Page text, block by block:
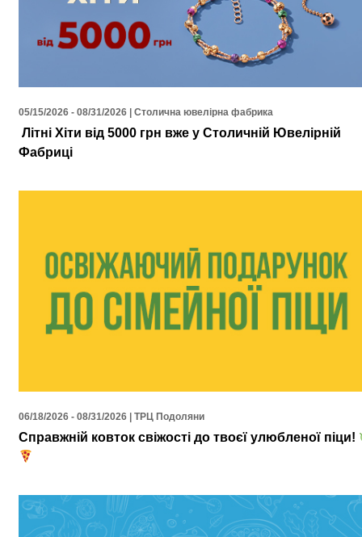
05/15/2026 - 08/31/2026 | Столична ювелірна фабрика
Літні Хіти від 5000 грн вже у Столичній Ювелірній
Фабриці
06/18/2026 - 08/31/2026 | ТРЦ Подоляни
Справжній ковток свіжості до твоєї улюбленої піци!